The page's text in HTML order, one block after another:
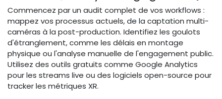
Commencez par un audit complet de vos workflows :
mappez vos processus actuels, de la captation multi-
caméras à la post-production. Identifiez les goulots
d'étranglement, comme les délais en montage
physique ou l'analyse manuelle de l'engagement public.
Utilisez des outils gratuits comme Google Analytics
pour les streams live ou des logiciels open-source pour
tracker les métriques XR.